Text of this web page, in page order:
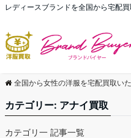
レディースブランドを全国から宅配買
全国から女性の洋服を宅配買取い
カテゴリー: アナイ買取
カテゴリ一 記事一覧